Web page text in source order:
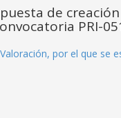
de
PRI-
por el que se